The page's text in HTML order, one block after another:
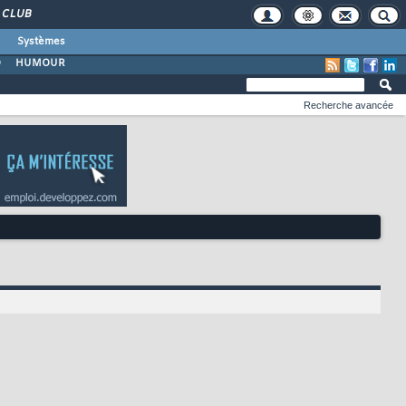
CLUB
Systèmes
HUMOUR
Recherche avancée